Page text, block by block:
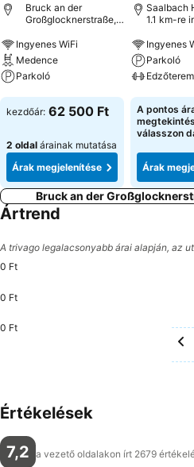
Bruck an der
Großglocknerstraße,
Ingyenes WiFi
Medence
Parkoló
Árak megjelenítése
kezdőár: 62 500 Ft
2 oldal árainak mutatása
Árak megjelenítése
Saalbach
1.1 km-re
Ingyenes
Parkoló
Edzőterem
Árak
A pontos
válasszon
Árak
Bruck an der
Ártrend
A trivago legalacsonyabb árai alapján, az
0 Ft
0 Ft
0 Ft
Értékelések
7,2 a vezető oldalakon írt 2679